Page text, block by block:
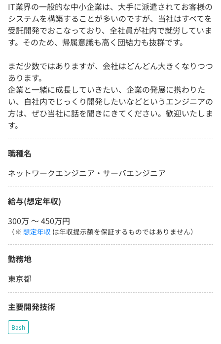
IT業界の一般的な中小企業は、大手に派遣されてお客様の
システムを構築することが多いのですが、当社はすべてを
受託開発でおこなっており、全社員が社内で就労していま
す。そのため、帰属意識も高く団結力も抜群です。
まだ少数ではありますが、会社はどんどん大きくなりつつ
あります。
企業と一緒に成長していきたい、企業の発展に携わりた
い、自社内でじっくり開発したいなどというエンジニアの
方は、ぜひ当社に話を聞きにきてください。歓迎いたしま
す。
職種名
ネットワークエンジニア・サーバエンジニア
給与(想定年収)
300万 〜 450万円
（※ 想定年収 は年収提示額を保証するものではありません）
勤務地
東京都
主要開発技術
Bash